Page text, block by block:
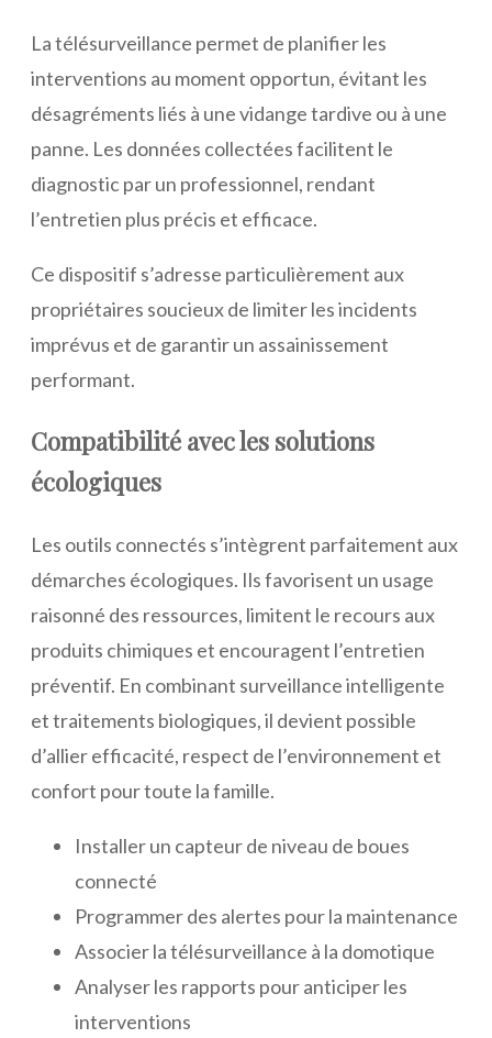
La télésurveillance permet de planifier les
interventions au moment opportun, évitant les
désagréments liés à une vidange tardive ou à une
panne. Les données collectées facilitent le
diagnostic par un professionnel, rendant
l’entretien plus précis et efficace.
Ce dispositif s’adresse particulièrement aux
propriétaires soucieux de limiter les incidents
imprévus et de garantir un assainissement
performant.
Compatibilité avec les solutions
écologiques
Les outils connectés s’intègrent parfaitement aux
démarches écologiques. Ils favorisent un usage
raisonné des ressources, limitent le recours aux
produits chimiques et encouragent l’entretien
préventif. En combinant surveillance intelligente
et traitements biologiques, il devient possible
d’allier efficacité, respect de l’environnement et
confort pour toute la famille.
Installer un capteur de niveau de boues
connecté
Programmer des alertes pour la maintenance
Associer la télésurveillance à la domotique
Analyser les rapports pour anticiper les
interventions